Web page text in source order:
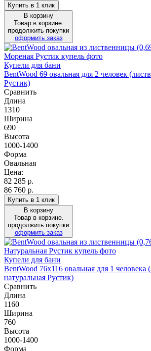
Купить в 1 клик
В корзину
Товар в корзине.
продолжить покупки
оформить заказ
Купели для бани
BentWood 69 овальная для 2 человек
Рустик)
Сравнить
Длина
1310
Ширина
690
Высота
1000-1400
Форма
Овальная
Цена:
82 285 р.
86 760 р.
Купить в 1 клик
В корзину
Товар в корзине.
продолжить покупки
оформить заказ
Купели для бани
BentWood 76х116 овальная для 1 человека
натуральная Рустик)
Сравнить
Длина
1160
Ширина
760
Высота
1000-1400
Форма